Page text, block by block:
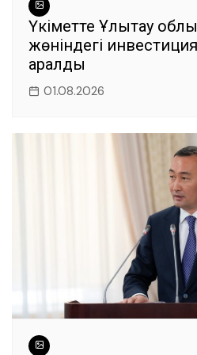
Үкіметте Ұлытау
жөніндегі
қаралды
01.08.2026